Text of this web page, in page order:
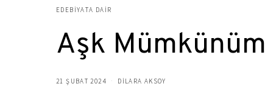
EDEBIYATA DAIR
Aşk Mümkünüm
21 ŞUBAT 2024 DILARA AKSOY